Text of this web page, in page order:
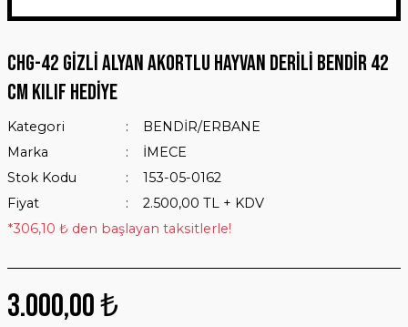
CHG-42 GİZLİ ALYAN AKORTLU HAYVAN DERİLİ BENDİR 42
CM KILIF HEDİYE
Kategori
BENDİR/ERBANE
Marka
İMECE
Stok Kodu
153-05-0162
Fiyat
2.500,00 TL + KDV
*306,10 ₺ den başlayan taksitlerle!
3.000,00 ₺